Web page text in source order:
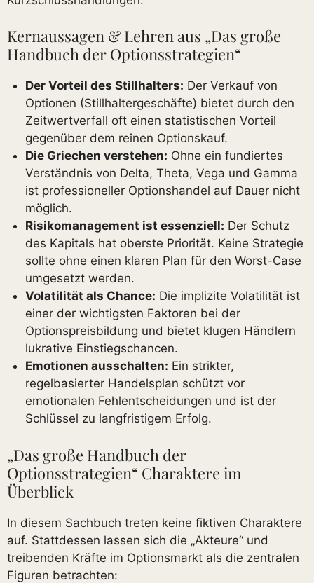
Kernaussagen & Lehren aus „Das große
Handbuch der Optionsstrategien“
Der Vorteil des Stillhalters: Der Verkauf von
Optionen (Stillhaltergeschäfte) bietet durch den
Zeitwertverfall oft einen statistischen Vorteil
gegenüber dem reinen Optionskauf.
Die Griechen verstehen: Ohne ein fundiertes
Verständnis von Delta, Theta, Vega und Gamma
ist professioneller Optionshandel auf Dauer nicht
möglich.
Risikomanagement ist essenziell: Der Schutz
des Kapitals hat oberste Priorität. Keine Strategie
sollte ohne einen klaren Plan für den Worst-Case
umgesetzt werden.
Volatilität als Chance: Die implizite Volatilität ist
einer der wichtigsten Faktoren bei der
Optionspreisbildung und bietet klugen Händlern
lukrative Einstiegschancen.
Emotionen ausschalten: Ein strikter,
regelbasierter Handelsplan schützt vor
emotionalen Fehlentscheidungen und ist der
Schlüssel zu langfristigem Erfolg.
„Das große Handbuch der
Optionsstrategien“ Charaktere im
Überblick
In diesem Sachbuch treten keine fiktiven Charaktere
auf. Stattdessen lassen sich die „Akteure“ und
treibenden Kräfte im Optionsmarkt als die zentralen
Figuren betrachten: